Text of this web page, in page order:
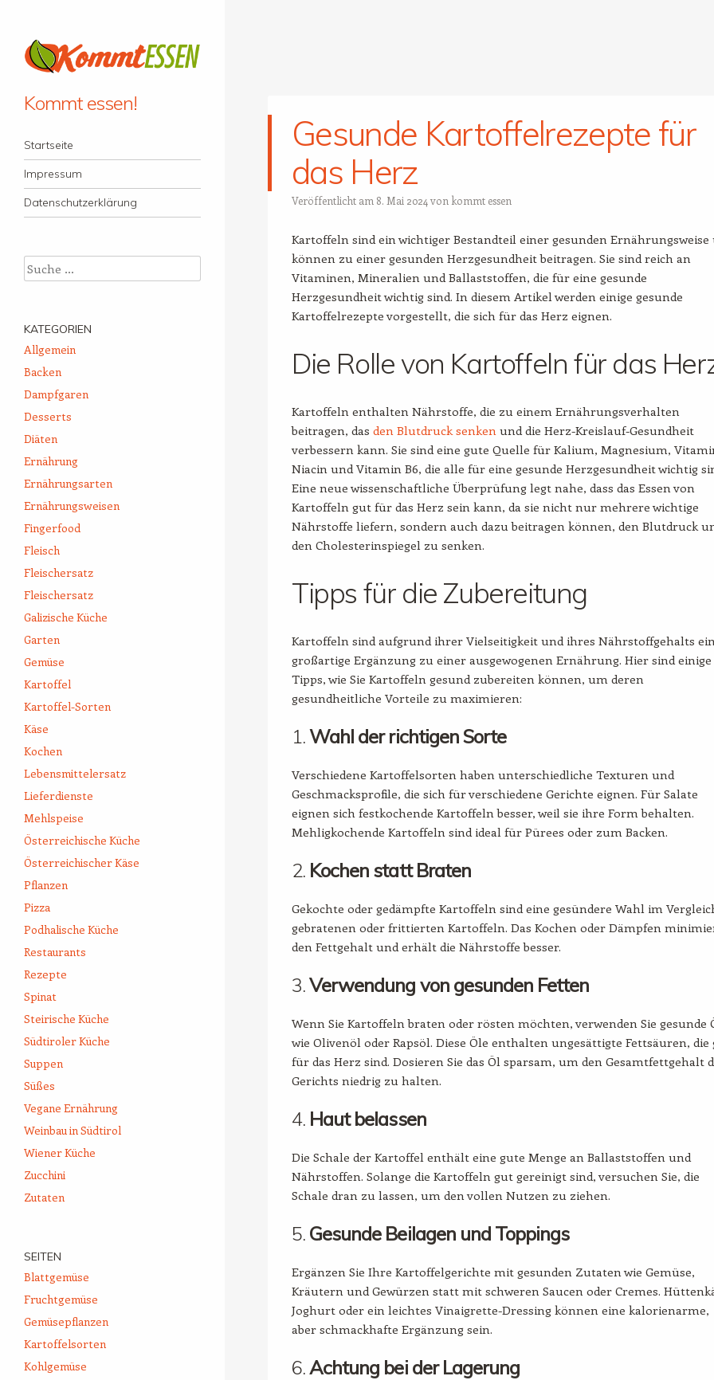
Kommt essen!
Menü
Zum Inhalt springen
Startseite
Impressum
Datenschutzerklärung
Gesunde Kartoffelrezepte für
das Herz
Veröffentlicht am 8. Mai 2024 von kommt essen
Kartoffeln sind ein wichtiger Bestandteil einer gesunden Ernährungsweise
können zu einer gesunden Herzgesundheit beitragen. Sie sind reich an
Vitaminen, Mineralien und Ballaststoffen, die für eine gesunde
Herzgesundheit wichtig sind. In diesem Artikel werden einige gesunde
Kartoffelrezepte vorgestellt, die sich für das Herz eignen.
Die Rolle von Kartoffeln für das
Kartoffeln enthalten Nährstoffe, die zu einem Ernährungsverhalten
beitragen, das den Blutdruck senken und die Herz-Kreislauf-Gesundheit
verbessern kann. Sie sind eine gute Quelle für Kalium, Magnesium,
Niacin und Vitamin B6, die alle für eine gesunde Herzgesundheit wichtig
Eine neue wissenschaftliche Überprüfung legt nahe, dass das Essen von
Kartoffeln gut für das Herz sein kann, da sie nicht nur mehrere wichtige
Nährstoffe liefern, sondern auch dazu beitragen können, den Blutdruck
den Cholesterinspiegel zu senken.
Tipps für die Zubereitung
Kartoffeln sind aufgrund ihrer Vielseitigkeit und ihres Nährstoffgehalts
großartige Ergänzung zu einer ausgewogenen Ernährung. Hier sind einige
Tipps, wie Sie Kartoffeln gesund zubereiten können, um deren
gesundheitliche Vorteile zu maximieren:
1.Wahl der richtigen Sorte
Verschiedene Kartoffelsorten haben unterschiedliche Texturen und
Geschmacksprofile, die sich für verschiedene Gerichte eignen. Für Salate
eignen sich festkochende Kartoffeln besser, weil sie ihre Form behalten.
Mehligkochende Kartoffeln sind ideal für Pürees oder zum Backen.
2. Kochen statt Braten
Gekochte oder gedämpfte Kartoffeln sind eine gesündere Wahl im
gebratenen oder frittierten Kartoffeln. Das Kochen oder Dämpfen
den Fettgehalt und erhält die Nährstoffe besser.
3.Verwendung von gesunden Fetten
Wenn Sie Kartoffeln braten oder rösten möchten, verwenden Sie gesunde
wie Olivenöl oder Rapsöl. Diese Öle enthalten ungesättigte Fettsäuren, die
für das Herz sind. Dosieren Sie das Öl sparsam, um den Gesamtfettgehalt
Gerichts niedrig zu halten.
4. Haut belassen
Die Schale der Kartoffel enthält eine gute Menge an Ballaststoffen und
Nährstoffen. Solange die Kartoffeln gut gereinigt sind, versuchen Sie, die
Schale dran zu lassen, um den vollen Nutzen zu ziehen.
5. Gesunde Beilagen und Toppings
Ergänzen Sie Ihre Kartoffelgerichte mit gesunden Zutaten wie Gemüse,
Kräutern und Gewürzen statt mit schweren Saucen oder Cremes.
Joghurt oder ein leichtes Vinaigrette-Dressing können eine kalorienarme,
aber schmackhafte Ergänzung sein.
6.Achtung bei der Lagerung
Suche
KATEGORIEN
Allgemein
Backen
Dampfgaren
Desserts
Diäten
Ernährung
Ernährungsarten
Ernährungsweisen
Fingerfood
Fleisch
Fleischersatz
Fleischersatz
Galizische Küche
Garten
Gemüse
Kartoffel
Kartoffel-Sorten
Käse
Kochen
Lebensmittelersatz
Lieferdienste
Mehlspeise
Österreichische Küche
Österreichischer Käse
Pflanzen
Pizza
Podhalische Küche
Restaurants
Rezepte
Spinat
Steirische Küche
Südtiroler Küche
Suppen
Süßes
Vegane Ernährung
Weinbau in Südtirol
Wiener Küche
Zucchini
Zutaten
SEITEN
Blattgemüse
Fruchtgemüse
Gemüsepflanzen
Kartoffelsorten
Kohlgemüse